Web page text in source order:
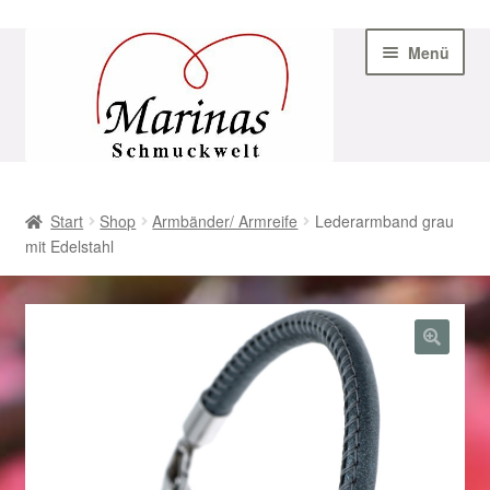
Navigation
Menü
AGB
Beispiel-Seite
Datenschutz
Geschenke zu Ostern 2023
Geschenke zu Ostern 2024
Start Shop Armbänder/ Armreife
Lederarmband grau
mit Edelstahl